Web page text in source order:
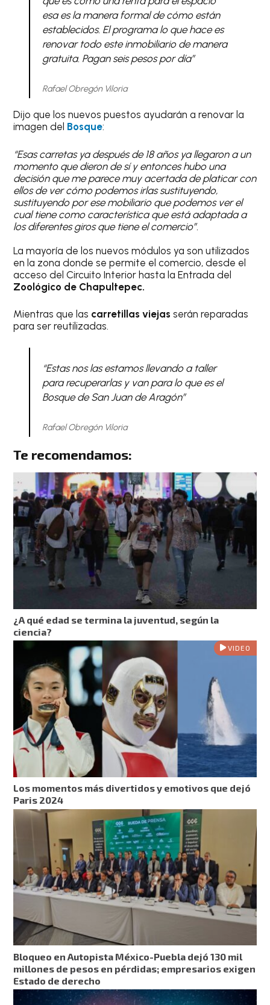
esa es la manera formal de cómo están
establecidos. El programa lo que hace es
renovar todo este inmobiliario de manera
gratuita. Pagan seis pesos por día”
Rafael Obregón Viloria
Dijo que los nuevos puestos ayudarán a renovar la
imagen del Bosque:
“Esas carretas ya después de 18 años ya llegaron a un
momento que dieron de sí y entonces hubo una
decisión que me parece muy acertada de platicar con
ellos de ver cómo podemos irlas sustituyendo,
sustituyendo por ese mobiliario que podemos ver el
cual tiene como característica que está adaptada a
los diferentes giros que tiene el comercio”.
La mayoría de los nuevos módulos ya son utilizados
en la zona donde se permite el comercio, desde el
acceso del Circuito Interior hasta la Entrada del
Zoológico de Chapultepec.
Mientras que las carretillas viejas serán reparadas
para ser reutilizadas.
“Estas nos las estamos llevando a taller
para recuperarlas y van para lo que es el
Bosque de San Juan de Aragón”
Rafael Obregón Viloria
Te recomendamos:
⁠¿A qué edad se termina la juventud, según la
ciencia?
VIDEO
Los momentos más divertidos y emotivos que dejó
Paris 2024
Bloqueo en Autopista México-Puebla dejó 130 mil
millones de pesos en pérdidas; empresarios exigen
Estado de derecho